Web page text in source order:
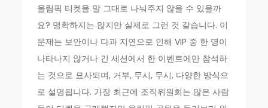
올림픽 티켓을 말 그대로 나눠주지 않을 수 있을까
요? 명확하지는 않지만 실제로 그런 것 같습니다. 이
문제는 보안이나 다과 지연으로 인해 VIP 중 한 명이
나타나지 않거나 긴 세션에서 한 이벤트에만 참석하
는 것으로 묘사되며, 거부, 무시, 무시, 다양한 방식으
로 설명됩니다. 가장 최근에 조직위원회는 많은 사람